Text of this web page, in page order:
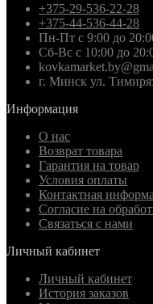
+375-29-536-22-28
+375-44-536-44-28
Пн-Пт с 9:00 до
Сб-Вс с 10:00 до
г. Минск ул.
Информация
О нас
Возврат товара
Гарантия на товар
Условия оплаты
Контактная
Согласие на
Связаться с нами
Личный кабинет
Личный кабинет
История заказов